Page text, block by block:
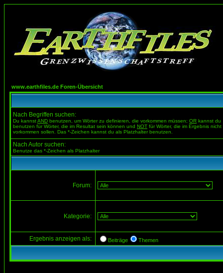
www.earthfiles.de Foren-Übersicht
Nach Begriffen suchen:
Du kannstAND benutzen, um Wörter zu definieren, die vorkommen müssen; OR kannst du
benutzen für Wörter, die im Resultat sein können und NOT für Wörter, die im Ergebnis nicht
vorkommen sollen. Das *-Zeichen kannst du als Platzhalter benutzen.
Nach Autor suchen:
Benutze das *-Zeichen als Platzhalter
Forum:
Kategorie:
Ergebnis anzeigen als: Beiträge Themen